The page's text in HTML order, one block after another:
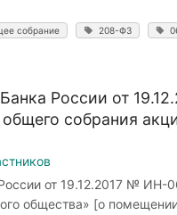
собрание 208-ФЗ
России от
собрания
от 19.12.2017 № ИН-
общества» [о